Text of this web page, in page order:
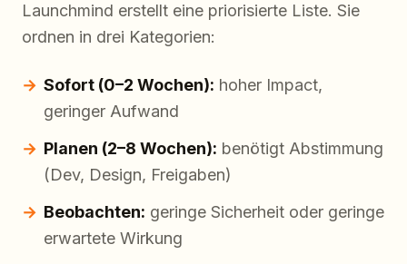
Launchmind erstellt eine priorisierte Liste. Sie
ordnen in drei Kategorien:
Sofort (0–2 Wochen): hoher Impact,
geringer Aufwand
Planen (2–8 Wochen): benötigt Abstimmung
(Dev, Design, Freigaben)
Beobachten: geringe Sicherheit oder geringe
erwartete Wirkung